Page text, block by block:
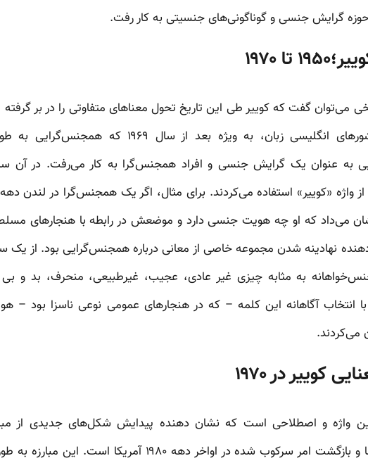
گرایش جنسی و گوناگونی‌های جنسیتی به کار رفت.
تا ۱۹۷۰
می‌توان گفت که کوییر طی این تاریخ تحول معناهای متفاوتی را در بر
کوییر در کشورهای انگلیسی زبان، به ویژه
به عنوان یک گرایش جنسی و افراد همجنس‌گرا به کار می‌رفت. در آن
می‌داد که او چه هویت جنسی دارد و موضعش در رابطه با هنجارهای
نهادینه شدن مجموعه خاصی از معانی درباره همجنس‌گرایی بود. از یک
به مثابه چیزی غیر عادی، عجیب، غیرطبیعی، منحرف، بد و
انتخاب آگاهانه این کلمه – که در هنجارهای عمومی نوعی ناسزا بود
می‌کردند.
کوییر در ۱۹۷۰
واژه و اصطلاحی است که نشان دهنده پیدایش شکل‌های جدیدی از
تراجنسیتی‌ها و بازگشت امر سرکوب شده در اواخر دهه